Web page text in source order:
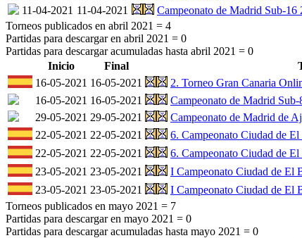
11-04-2021 11-04-2021 Campeonato de Madrid Sub-16
Torneos publicados en abril 2021 = 4
Partidas para descargar en abril 2021 = 0
Partidas para descargar acumuladas hasta abril 2021 = 0
Inicio
Final
16-05-2021 16-05-2021 2. Torneo Gran Canaria
16-05-2021 16-05-2021 Campeonato de Madrid Sub-
29-05-2021 29-05-2021 Campeonato de Madrid de
22-05-2021 22-05-2021 6. Campeonato Ciudad de
22-05-2021 22-05-2021 6. Campeonato Ciudad de
23-05-2021 23-05-2021 I Campeonato Ciudad de El
23-05-2021 23-05-2021 I Campeonato Ciudad de El
Torneos publicados en mayo 2021 = 7
Partidas para descargar en mayo 2021 = 0
Partidas para descargar acumuladas hasta mayo 2021 = 0